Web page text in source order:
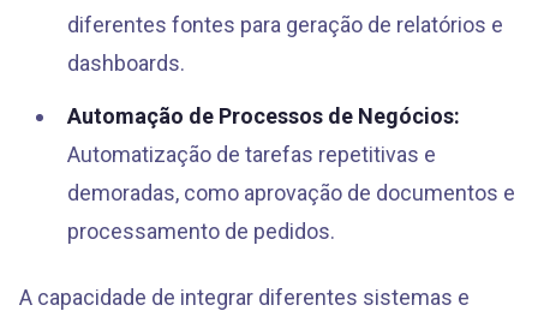
diferentes fontes para geração de relatórios e
dashboards.
Automação de Processos de Negócios:
Automatização de tarefas repetitivas e
demoradas, como aprovação de documentos e
processamento de pedidos.
A capacidade de integrar diferentes sistemas e